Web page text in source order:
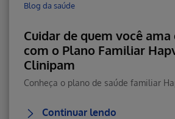
Blog da saúde
Cuidar de quem você
com o Plano Familiar
Clinipam
Continuar lendo